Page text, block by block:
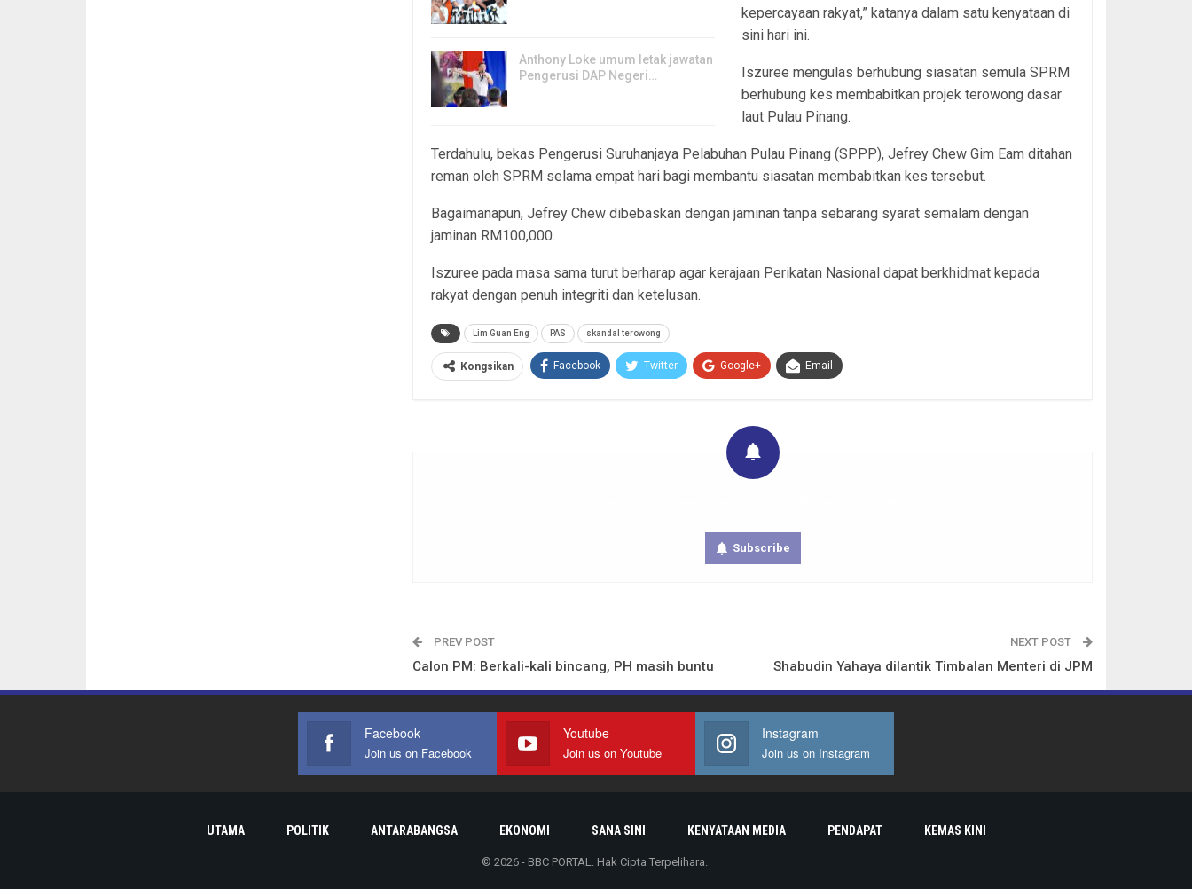
Anthony Loke umum letak jawatan
Pengerusi DAP Negeri…
kepercayaan rakyat,” katanya dalam satu kenyataan di
sini hari ini.
Iszuree mengulas berhubung siasatan semula SPRM
berhubung kes membabitkan projek terowong dasar
laut Pulau Pinang.
Terdahulu, bekas Pengerusi Suruhanjaya Pelabuhan Pulau Pinang (SPPP), Jefrey Chew Gim Eam ditahan
reman oleh SPRM selama empat hari bagi membantu siasatan membabitkan kes tersebut.
Bagaimanapun, Jefrey Chew dibebaskan dengan jaminan tanpa sebarang syarat semalam dengan
jaminan RM100,000.
Iszuree pada masa sama turut berharap agar kerajaan Perikatan Nasional dapat berkhidmat kepada
rakyat dengan penuh integriti dan ketelusan.
Lim Guan Eng PAS skandal terowong
Kongsikan Facebook Twitter Google+ Email
Subscribe
PREV POST
Calon PM: Berkali-kali bincang, PH masih buntu
NEXT POST
Shabudin Yahaya dilantik Timbalan Menteri di JPM
Facebook
Join us on Facebook
Youtube
Join us on Youtube
Instagram
Join us on Instagram
UTAMA POLITIK ANTARABANGSA EKONOMI SANA SINI KENYATAAN MEDIA PENDAPAT KEMAS KINI
© 2026 - BBC PORTAL. Hak Cipta Terpelihara.